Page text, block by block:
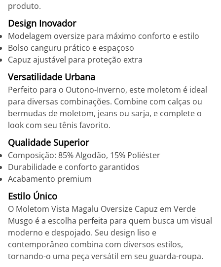
produto.
Design Inovador
Modelagem oversize para máximo conforto e estilo
Bolso canguru prático e espaçoso
Capuz ajustável para proteção extra
Versatilidade Urbana
Perfeito para o Outono-Inverno, este moletom é ideal
para diversas combinações. Combine com calças ou
bermudas de moletom, jeans ou sarja, e complete o
look com seu tênis favorito.
Qualidade Superior
Composição: 85% Algodão, 15% Poliéster
Durabilidade e conforto garantidos
Acabamento premium
Estilo Único
O Moletom Vista Magalu Oversize Capuz em Verde
Musgo é a escolha perfeita para quem busca um visual
moderno e despojado. Seu design liso e
contemporâneo combina com diversos estilos,
tornando-o uma peça versátil em seu guarda-roupa.